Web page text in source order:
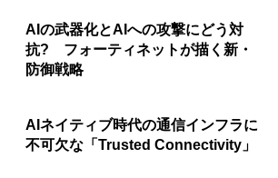
AIの武器化とAIへの攻撃にどう対
抗? フォーティネットが描く新・
防御戦略
AIネイティブ時代の通信インフラに
不可欠な「Trusted Connectivity」